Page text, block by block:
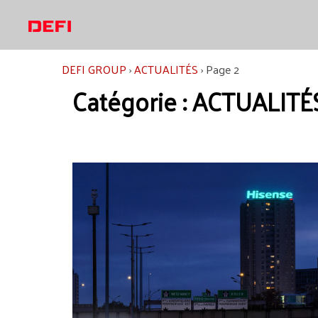
contenu
DEFI GROUP›ACTUALITÉS›Page 2
Catégorie :